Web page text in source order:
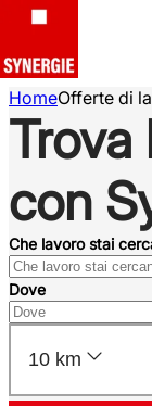
HomeOfferte di
Trova
con
Che lavoro stai
Dove
10 km